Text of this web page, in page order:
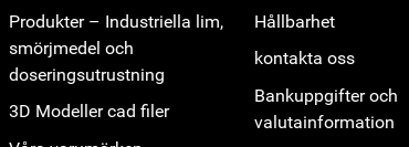
Produkter – Industriella lim,
smörjmedel och
doseringsutrustning
3D Modeller cad filer
Hållbarhet
kontakta oss
Bankuppgifter och
valutainformation